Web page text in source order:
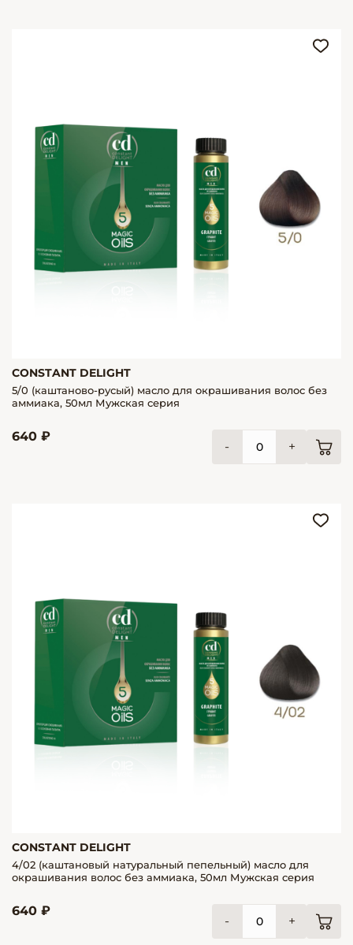
CONSTANT DELIGHT
5/0 (каштаново-русый) масло для окрашивания волос без
аммиака, 50мл Мужская серия
640 ₽
- +
CONSTANT DELIGHT
4/02 (каштановый натуральный пепельный) масло для
окрашивания волос без аммиака, 50мл Мужская серия
640 ₽
- +